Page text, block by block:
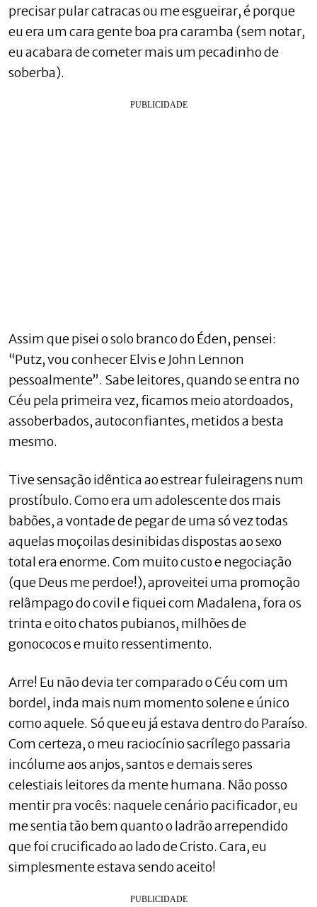
precisar pular catracas ou me esgueirar, é porque
eu era um cara gente boa pra caramba (sem notar,
eu acabara de cometer mais um pecadinho de
soberba).
Assim que pisei o solo branco do Éden, pensei:
“Putz, vou conhecer Elvis e John Lennon
pessoalmente”. Sabe leitores, quando se entra no
Céu pela primeira vez, ficamos meio atordoados,
assoberbados, autoconfiantes, metidos a besta
mesmo.
Tive sensação idêntica ao estrear fuleiragens num
prostíbulo. Como era um adolescente dos mais
babões, a vontade de pegar de uma só vez todas
aquelas moçoilas desinibidas dispostas ao sexo
total era enorme. Com muito custo e negociação
(que Deus me perdoe!), aproveitei uma promoção
relâmpago do covil e fiquei com Madalena, fora os
trinta e oito chatos pubianos, milhões de
gonococos e muito ressentimento.
Arre! Eu não devia ter comparado o Céu com um
bordel, inda mais num momento solene e único
como aquele. Só que eu já estava dentro do Paraíso.
Com certeza, o meu raciocínio sacrílego passaria
incólume aos anjos, santos e demais seres
celestiais leitores da mente humana. Não posso
mentir pra vocês: naquele cenário pacificador, eu
me sentia tão bem quanto o ladrão arrependido
que foi crucificado ao lado de Cristo. Cara, eu
simplesmente estava sendo aceito!